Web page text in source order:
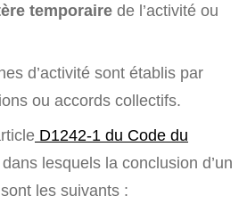
temporaire de l’activité ou
d’activité sont établis par
ou accords collectifs.
D1242-1 du Code du
lesquels la conclusion d’un
les suivants :